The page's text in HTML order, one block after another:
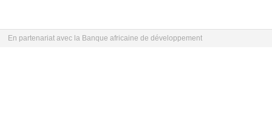
En partenariat avec la Banque africaine de développement